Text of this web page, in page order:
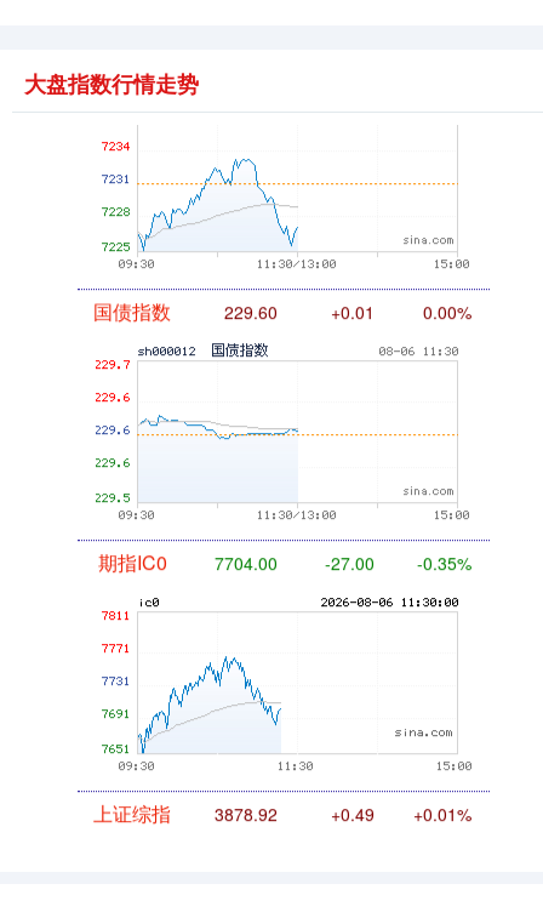
大盘指数行情走势
基金指数
国债指数 229.60 0.00%
期指IC0 -27.00 -0.35%